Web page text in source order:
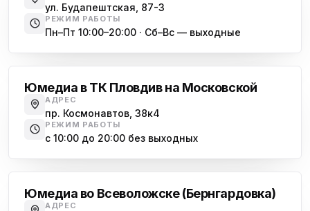
ул. Будапештская, 87-3
РЕЖИМ РАБОТЫ
Пн–Пт 10:00–20:00 · Сб–Вс — выходные
Юмедиа в ТК Пловдив на Московской
АДРЕС
пр. Космонавтов, 38к4
РЕЖИМ РАБОТЫ
с 10:00 до 20:00 без выходных
Юмедиа во Всеволожске (Бернгардовка)
АДРЕС